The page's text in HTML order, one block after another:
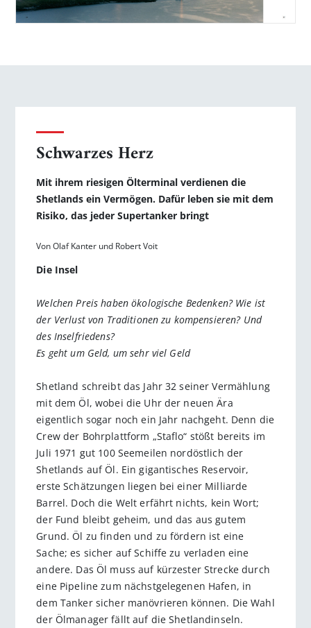
Schwarzes Herz
Mit ihrem riesigen Ölterminal verdienen die
Shetlands ein Vermögen. Dafür leben sie mit dem
Risiko, das jeder Supertanker bringt
Von Olaf Kanter und Robert Voit
Die Insel
Welchen Preis haben ökologische Bedenken? Wie ist
der Verlust von Traditionen zu kompensieren? Und
des Inselfriedens?
Es geht um Geld, um sehr viel Geld
Shetland schreibt das Jahr 32 seiner Vermählung
mit dem Öl, wobei die Uhr der neuen Ära
eigentlich sogar noch ein Jahr nachgeht. Denn die
Crew der Bohrplattform „Staflo“ stößt bereits im
Juli 1971 gut 100 Seemeilen nordöstlich der
Shetlands auf Öl. Ein gigantisches Reservoir,
erste Schätzungen liegen bei einer Milliarde
Barrel. Doch die Welt erfährt nichts, kein Wort;
der Fund bleibt geheim, und das aus gutem
Grund. Öl zu finden und zu fördern ist eine
Sache; es sicher auf Schiffe zu verladen eine
andere. Das Öl muss auf kürzester Strecke durch
eine Pipeline zum nächstgelegenen Hafen, in
dem Tanker sicher manövrieren können. Die Wahl
der Ölmanager fällt auf die Shetlandinseln.